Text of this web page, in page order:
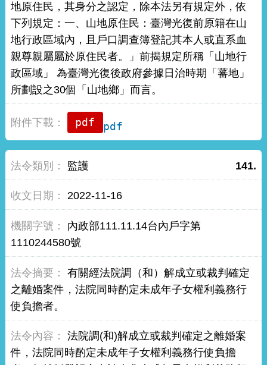
地原住民，其身分之認定，除本法另有規定外，依
下列規定：一、山地原住民：臺灣光復前原籍在山
地行政區域內，且戶口調查簿登記其本人或直系血
親尊親屬屬於原住民者。」前揭規定所稱「山地行
政區域」 為臺灣光復後政府參據日治時期「蕃地」
所劃設之30個「山地鄉」而言。
pdf
141.
監護
2022-11-16
內政部111.11.14台內戶字第
1110244580號
有關經法院調（和）解成立或裁判確定
之離婚案件，法院同時酌定未成年子女權利義務行
使負擔者。
法院調(和)解成立或裁判確定之離婚案
件，法院同時酌定未成年子女權利義務行使負擔